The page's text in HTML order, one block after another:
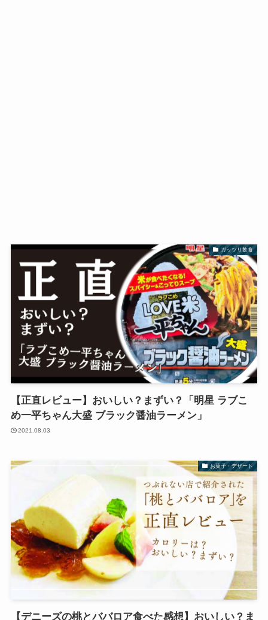
ガッツリ飲食
【正直レビュー】おいしい？まずい？「明星 ラブこ
め一平ちゃん大盛 ブラック醤油ラーメン」
2021.08.03
お菓子・デザート
【デニーズの桃とババロア食べた感想】おいしい？ま